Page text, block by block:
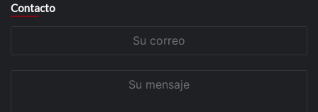
Contacto